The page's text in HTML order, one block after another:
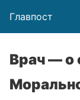
Главпост
Врач — о